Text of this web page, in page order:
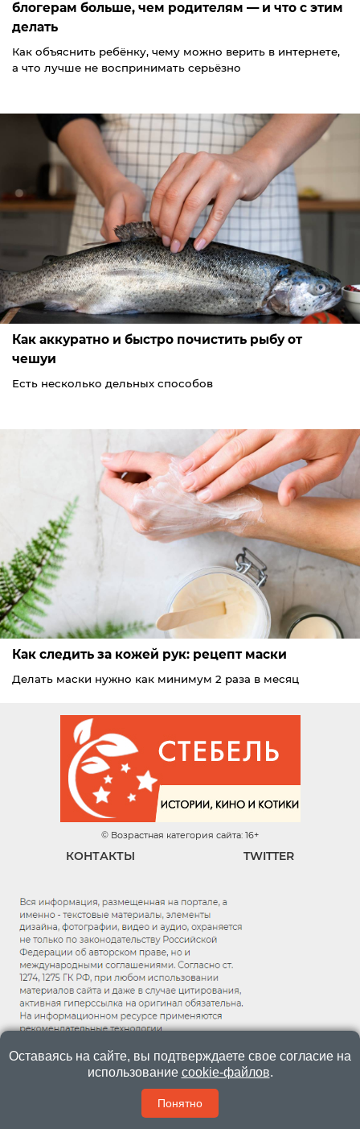
блогерам больше, чем родителям — и что с этим
делать
Как объяснить ребёнку, чему можно верить в интернете,
а что лучше не воспринимать серьёзно
Как аккуратно и быстро почистить рыбу от
чешуи
Есть несколько дельных способов
Как следить за кожей рук: рецепт маски
Делать маски нужно как минимум 2 раза в месяц
© Возрастная категория сайта: 16+
КОНТАКТЫ TWITTER
Оставаясь на сайте, вы подтверждаете свое согласие на
использование cookie-файлов.
Понятно